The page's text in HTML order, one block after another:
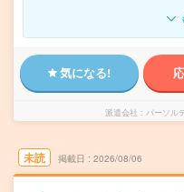
気になる!
派遣会社 パーソル
未読 掲載日 2026/08/06